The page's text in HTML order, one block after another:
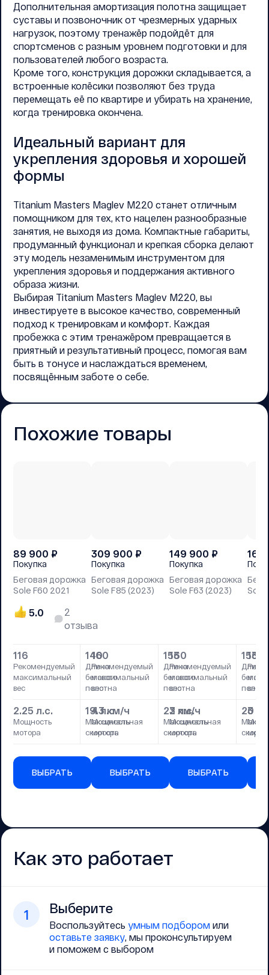
Дополнительная амортизация полотна защищает
суставы и позвоночник от чрезмерных ударных
нагрузок, поэтому тренажёр подойдёт для
спортсменов с разным уровнем подготовки и для
пользователей любого возраста.
Кроме того, конструкция дорожки складывается, а
встроенные колёсики позволяют без труда
перемещать её по квартире и убирать на хранение,
когда тренировка окончена.
Идеальный вариант для
укрепления здоровья и хорошей
формы
Titanium Masters Maglev M220 станет отличным
помощником для тех, кто нацелен разнообразные
занятия, не выходя из дома. Компактные габариты,
продуманный функционал и крепкая сборка делают
эту модель незаменимым инструментом для
укрепления здоровья и поддержания активного
образа жизни.
Выбирая Titanium Masters Maglev M220, вы
инвестируете в высокое качество, современный
подход к тренировкам и комфорт. Каждая
пробежка с этим тренажёром превращается в
приятный и результативный процесс, помогая вам
быть в тонусе и наслаждаться временем,
посвящённым заботе о себе.
Похожие товары
89 900 ₽
Покупка
Беговая дорожка
Sole F60 2021
5.0
2
отзыва
116
Рекомендуемый
максимальный
вес
140
Длина
бегового
полотна
2.25 л.с.
Мощность
мотора
19.3 км/ч
Максимальная
скорость
ВЫБРАТЬ
309 900 ₽
Покупка
Беговая дорожка
Sole F85 (2023)
160
Рекомендуемый
максимальный
вес
153
Длина
бегового
полотна
4 л.с.
Мощность
мотора
22 км/ч
Максимальная
скорость
ВЫБРАТЬ
149 900 ₽
Покупка
Беговая дорожка
Sole F63 (2023)
160
Рекомендуемый
максимальный
вес
153
Длина
3 л.с.
Мощность
мотора
20
ВЫБРАТЬ
169
Sole
160
вес
3
Как это работает
1 Выберите
Воспользуйтесь умным подбором или
оставьте заявку, мы проконсультируем
и поможем с выбором